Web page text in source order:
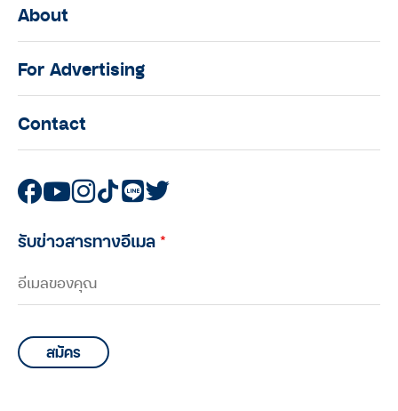
About
For Advertising
Contact
รับข่าวสารทางอีเมล*